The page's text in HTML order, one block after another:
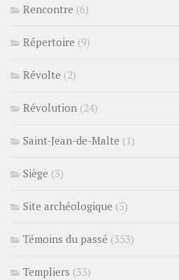
Rencontre (6)
Répertoire (9)
Révolte (2)
Révolution (24)
Saint-Jean-de-Malte (1)
Siège (3)
Site archéologique (5)
Témoins du passé (353)
Templiers (33)